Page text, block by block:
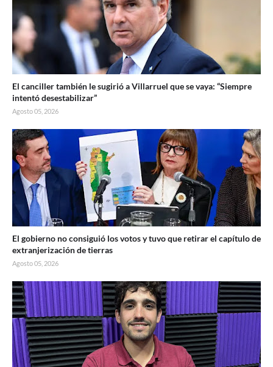
El canciller también le sugirió a Villarruel que se vaya: “Siempre
intentó desestabilizar”
Agosto 05, 2026
El gobierno no consiguió los votos y tuvo que retirar el capítulo de
extranjerización de tierras
Agosto 05, 2026